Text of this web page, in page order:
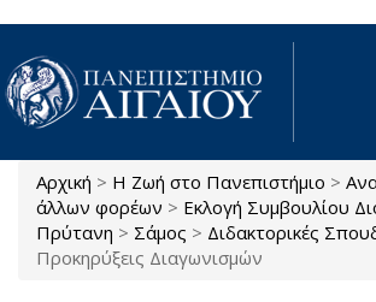
Παράκαμψη προς το κυρίως περιεχόμενο
Είστε εδώ
Αρχική > Η Ζωή στο Πανεπιστήμιο >
άλλων φορέων > Εκλογή Συμβουλίου
Πρύτανη > Σάμος > Διδακτορικές
Προκηρύξεις Διαγωνισμών